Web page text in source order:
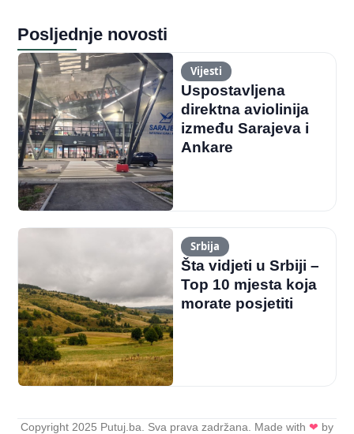
Posljednje novosti
Vijesti
Uspostavljena
direktna aviolinija
između Sarajeva i
Ankare
Srbija
Šta vidjeti u Srbiji –
Top 10 mjesta koja
morate posjetiti
Copyright 2025 Putuj.ba. Sva prava zadržana. Made with ❤ by